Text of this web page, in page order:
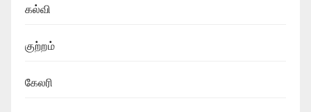
கல்வி
குற்றம்
கேலரி